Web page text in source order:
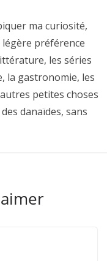
ma curiosité,
préférence
les séries
la gastronomie, les
petites choses
danaïdes, sans